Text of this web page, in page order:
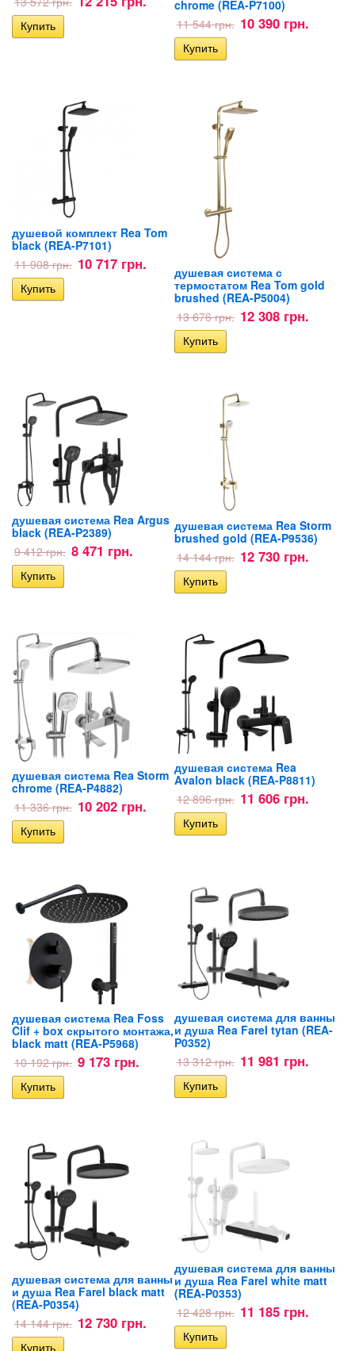
chrome (REA-P7100)
11 544 грн. 10 390 грн.
душевой комплект Rea Tom
black (REA-P7101)
11 908 грн. 10 717 грн.
душевая система с
термостатом Rea Tom gold
brushed (REA-P5004)
13 676 грн. 12 308 грн.
душевая система Rea Argus
black (REA-P2389)
9 412 грн. 8 471 грн.
душевая система Rea Storm
brushed gold (REA-P9536)
14 144 грн. 12 730 грн.
душевая система Rea Storm
chrome (REA-P4882)
11 336 грн. 10 202 грн.
душевая система Rea
Avalon black (REA-P8811)
12 896 грн. 11 606 грн.
душевая система Rea Foss
Clif + box скрытого монтажа,
black matt (REA-P5968)
10 192 грн. 9 173 грн.
душевая система для ванны
и душа Rea Farel tytan (REA-
P0352)
13 312 грн. 11 981 грн.
душевая система для ванны
и душа Rea Farel black matt
(REA-P0354)
14 144 грн. 12 730 грн.
душевая система для ванны
и душа Rea Farel white matt
(REA-P0353)
12 428 грн. 11 185 грн.